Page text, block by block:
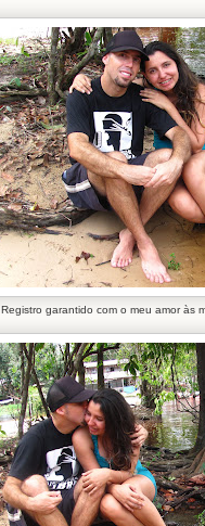
Registro garantido com o meu amor às